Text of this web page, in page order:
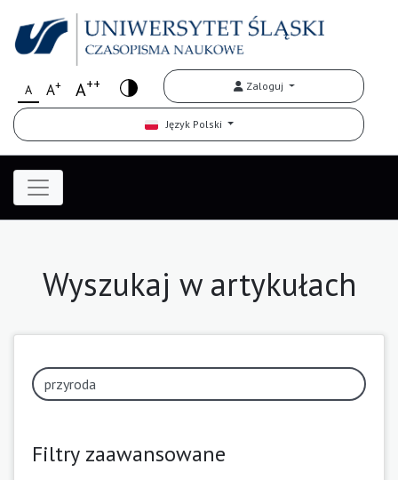
A A+ A++ Zaloguj
Język Polski
Wyszukaj w artykułach
Filtry zaawansowane